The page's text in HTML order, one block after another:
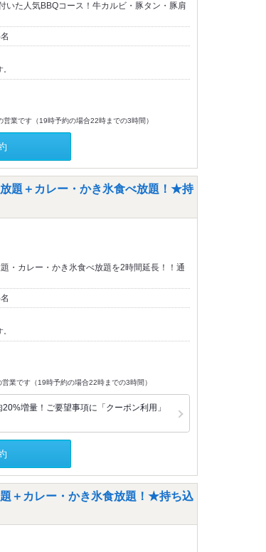
いた人気BBQコース！牛カルビ・豚タン・豚肩
業です（19時予約の場合22時までの3時間）
題＋カレー・かき氷食べ放題！★持
・カレー・かき氷食べ放題を2時間延長！！通
業です（19時予約の場合22時までの3時間）
増量！ご要望事項に「クーポン利用」
＋カレー・かき氷食放題！★持ち込